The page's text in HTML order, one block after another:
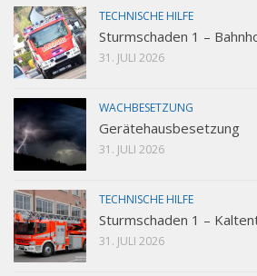
TECHNISCHE HILFE
Sturmschaden 1 –
31. JULI 2026
WACHBESETZUNG
Gerätehausbesetzung
31. JULI 2026
TECHNISCHE HILFE
Sturmschaden 1 –
31. JULI 2026